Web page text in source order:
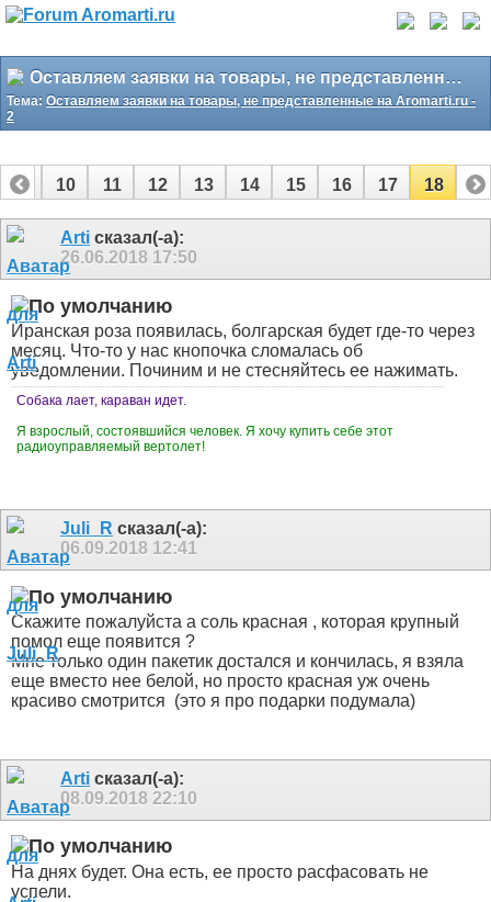
Оставляем заявки на товары, не представленные на Aromarti.ru - 2
Тема: Оставляем заявки на товары, не представленные на Aromarti.ru -
2
9 10 11 12 13 14 15 16 17 18
Arti сказал(-а):
26.06.2018 17:50
Иранская роза появилась, болгарская будет где-то через
месяц. Что-то у нас кнопочка сломалась об
уведомлении. Починим и не стесняйтесь ее нажимать.
Собака лает, караван идет.
Я взрослый, состоявшийся человек. Я хочу купить себе этот
радиоуправляемый вертолет!
Juli_R сказал(-а):
06.09.2018 12:41
Скажите пожалуйста а соль красная , которая крупный
помол еще появится ?
Мне только один пакетик достался и кончилась, я взяла
еще вместо нее белой, но просто красная уж очень
красиво смотрится (это я про подарки подумала)
Arti сказал(-а):
08.09.2018 22:10
На днях будет. Она есть, ее просто расфасовать не
успели.